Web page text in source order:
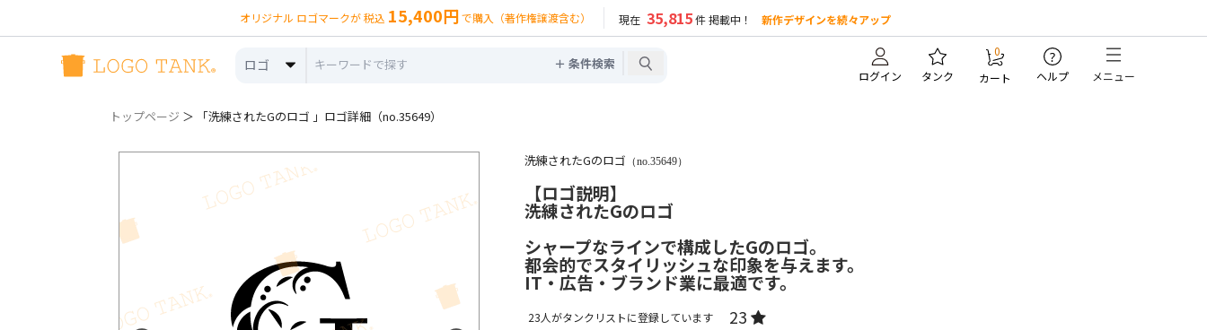
オリジナル ロゴマークが 税込 15,400円 で購入（著作権譲渡含む） 現在 35,815件 掲載中！ 新作デザインを続々アップ
ロゴ ＋ 条件検索
ログイン タンク
0
カート
?
ヘルプ メニュー
トップページ ＞ 「洗練されたGのロゴ 」ロゴ詳細（no.35649）
洗練されたGのロゴ （no.35649）
【ロゴ説明】
洗練されたGのロゴ
シャープなラインで構成したGのロゴ。
都会的でスタイリッシュな印象を与えます。
IT・広告・ブランド業に最適です。
23人がタンクリストに登録しています 23